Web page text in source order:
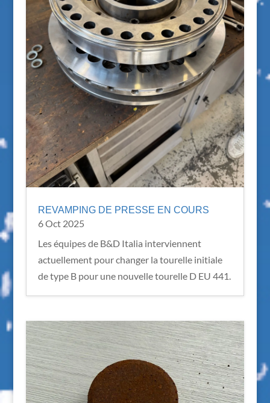
REVAMPING DE PRESSE EN COURS
6 Oct 2025
Les équipes de B&D Italia interviennent
actuellement pour changer la tourelle initiale
de type B pour une nouvelle tourelle D EU 441.